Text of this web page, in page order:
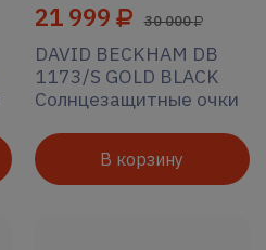
21 999 30 000
DAVID BECKHAM DB
1173/S GOLD BLACK
Солнцезащитные очки
В корзину